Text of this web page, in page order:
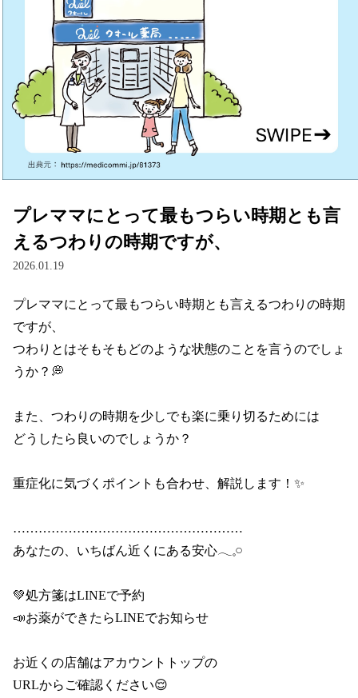
プレママにとって最もつらい時期とも言
えるつわりの時期ですが、
2026.01.19
プレママにとって最もつらい時期とも言えるつわりの時期
ですが、
つわりとはそもそもどのような状態のことを言うのでしょ
うか？💭
また、つわりの時期を少しでも楽に乗り切るためには
どうしたら良いのでしょうか？
重症化に気づくポイントも合わせ、解説します！✨
………………………………………………
あなたの、いちばん近くにある安心𓂃𓈒𓏸
💚処方箋はLINEで予約
📣お薬ができたらLINEでお知らせ
お近くの店舗はアカウントトップの
URLからご確認ください😌